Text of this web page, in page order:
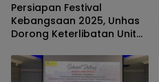
Persiapan Festival
Kebangsaan 2025, Unhas
Dorong Keterlibatan Unit
Keselamatan Kerja